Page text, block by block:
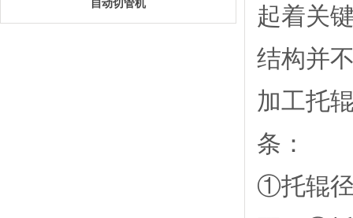
自动切管机
起着关
结构并
加工托
条：
①托辊